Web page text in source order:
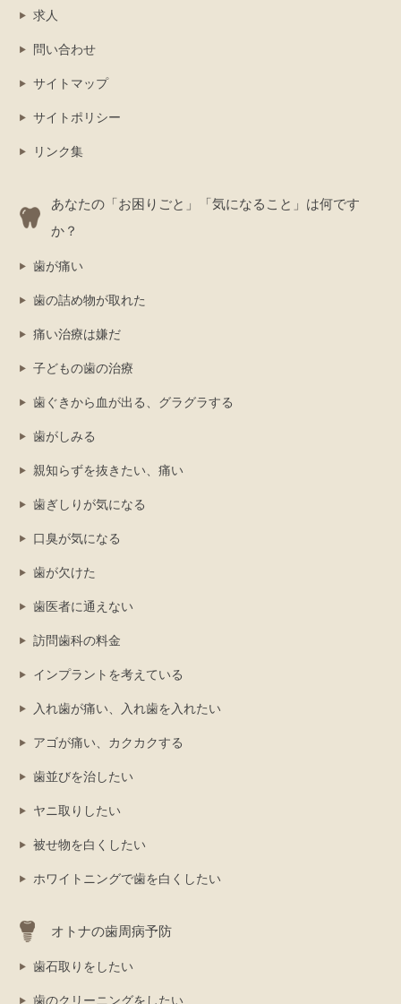
求人
問い合わせ
サイトマップ
サイトポリシー
リンク集
あなたの「お困りごと」「気になること」は何です
か？
歯が痛い
歯の詰め物が取れた
痛い治療は嫌だ
子どもの歯の治療
歯ぐきから血が出る、グラグラする
歯がしみる
親知らずを抜きたい、痛い
歯ぎしりが気になる
口臭が気になる
歯が欠けた
歯医者に通えない
訪問歯科の料金
インプラントを考えている
入れ歯が痛い、入れ歯を入れたい
アゴが痛い、カクカクする
歯並びを治したい
ヤニ取りしたい
被せ物を白くしたい
ホワイトニングで歯を白くしたい
オトナの歯周病予防
歯石取りをしたい
歯のクリーニングをしたい